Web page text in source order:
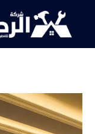
المحتوى